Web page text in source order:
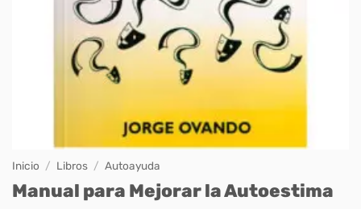
Inicio / Libros / Autoayuda
Manual para Mejorar la Autoestima